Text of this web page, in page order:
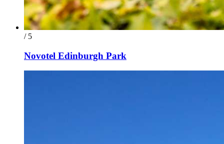
/ 5
Novotel Edinburgh Park